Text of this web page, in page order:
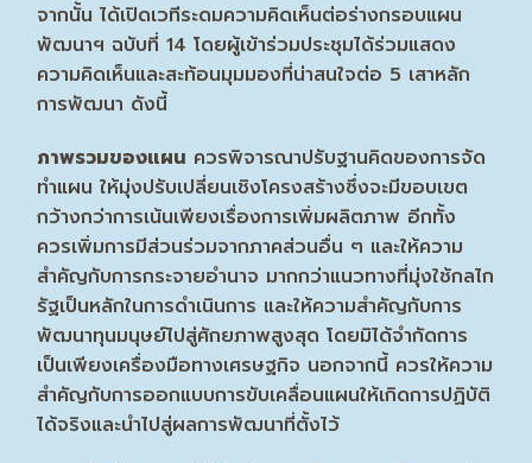
จากนั้น ได้เปิดเวทีระดมความคิดเห็นต่อร่างกรอบแผน
พัฒนาฯ ฉบับที่ 14 โดยผู้เข้าร่วมประชุมได้ร่วมแสดง
ความคิดเห็นและสะท้อนมุมมองที่น่าสนใจต่อ 5 เสาหลัก
การพัฒนา ดังนี้
ภาพรวมของแผน ควรพิจารณาปรับฐานคิดของการจัด
ทำแผน ให้มุ่งปรับเปลี่ยนเชิงโครงสร้างซึ่งจะมีขอบเขต
กว้างกว่าการเน้นเพียงเรื่องการเพิ่มผลิตภาพ อีกทั้ง
ควรเพิ่มการมีส่วนร่วมจากภาคส่วนอื่น ๆ และให้ความ
สำคัญกับการกระจายอำนาจ มากกว่าแนวทางที่มุ่งใช้กลไก
รัฐเป็นหลักในการดำเนินการ และให้ความสำคัญกับการ
พัฒนาทุนมนุษย์ไปสู่ศักยภาพสูงสุด โดยมิได้จำกัดการ
เป็นเพียงเครื่องมือทางเศรษฐกิจ นอกจากนี้ ควรให้ความ
สำคัญกับการออกแบบการขับเคลื่อนแผนให้เกิดการปฏิบัติ
ได้จริงและนำไปสู่ผลการพัฒนาที่ตั้งไว้